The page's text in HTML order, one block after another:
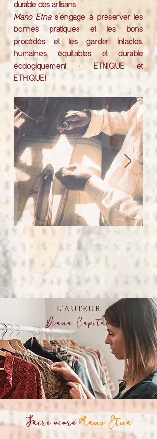
durable des artisans .
Mano Etnas’engage à préserver les
bonnes pratiques et les bons
procédés et les garder intactes,
humaines, équitables et durable
écologiquement : ETNIQUE et
ETHIQUE!
L'AUTEUR
Diana Capitao
Faire vivreMano Etna